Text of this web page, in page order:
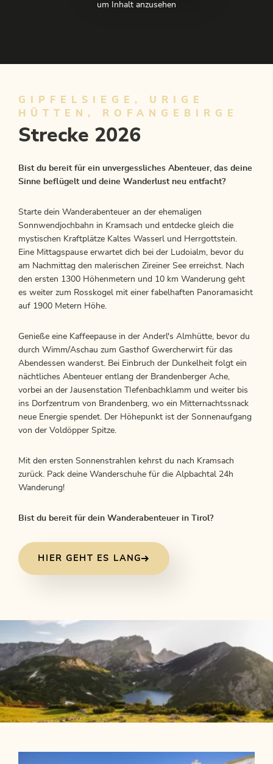
um Inhalt anzusehen
GIPFELSIEGE, URIGE
HÜTTEN, ROFANGEBIRGE
Strecke 2026
Bist du bereit für ein unvergessliches Abenteuer, das deine
Sinne beflügelt und deine Wanderlust neu entfacht?
Starte dein Wanderabenteuer an der ehemaligen
Sonnwendjochbahn in Kramsach und entdecke gleich die
mystischen Kraftplätze Kaltes Wasserl und Herrgottstein.
Eine Mittagspause erwartet dich bei der Ludoialm, bevor du
am Nachmittag den malerischen Zireiner See erreichst. Nach
den ersten 1300 Höhenmetern und 10 km Wanderung geht
es weiter zum Rosskogel mit einer fabelhaften Panoramasicht
auf 1900 Metern Höhe.
Genieße eine Kaffeepause in der Anderl's Almhütte, bevor du
durch Wimm/Aschau zum Gasthof Gwercherwirt für das
Abendessen wanderst. Bei Einbruch der Dunkelheit folgt ein
nächtliches Abenteuer entlang der Brandenberger Ache,
vorbei an der Jausenstation TIefenbachklamm und weiter bis
ins Dorfzentrum von Brandenberg, wo ein Mitternachtssnack
neue Energie spendet. Der Höhepunkt ist der Sonnenaufgang
von der Voldöpper Spitze.
Mit den ersten Sonnenstrahlen kehrst du nach Kramsach
zurück. Pack deine Wanderschuhe für die Alpbachtal 24h
Wanderung!
Bist du bereit für dein Wanderabenteuer in Tirol?
HIER GEHT ES LANG